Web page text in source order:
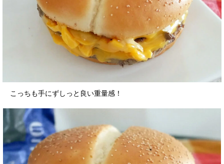
こっちも手にずしっと良い重量感！